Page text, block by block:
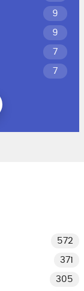
9
9
7
7
572
371
305